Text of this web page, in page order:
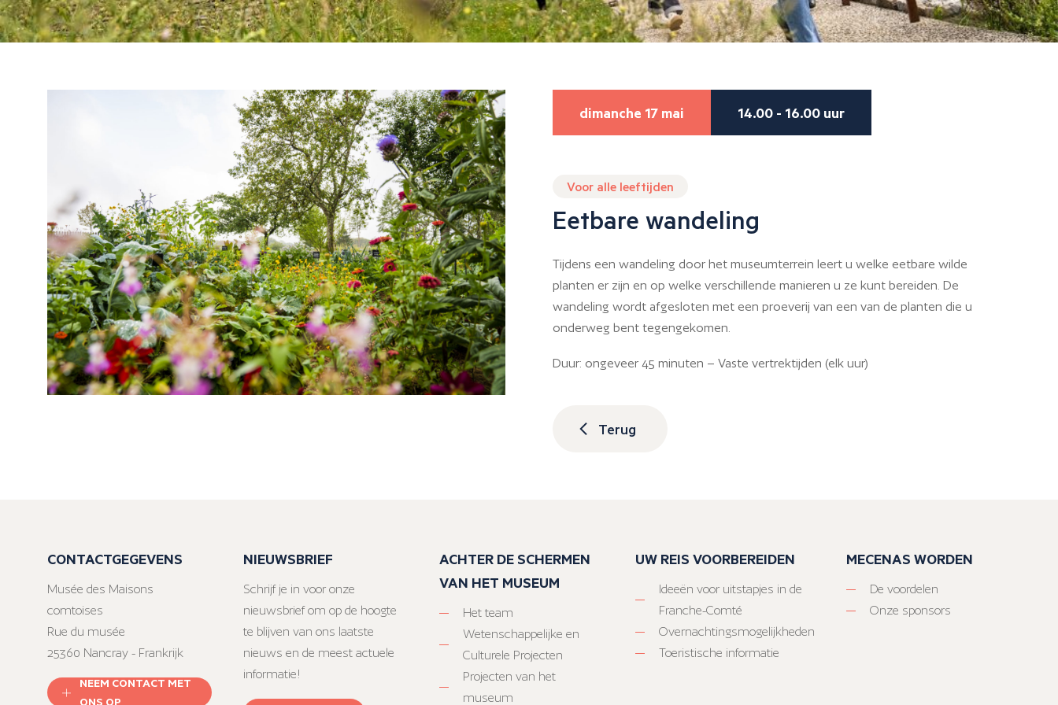
dimanche 17 mai 14.00 - 16.00 uur
Voor alle leeftijden
Eetbare wandeling
Tijdens een wandeling door het museumterrein leert u welke eetbare wilde
planten er zijn en op welke verschillende manieren u ze kunt bereiden. De
wandeling wordt afgesloten met een proeverij van een van de planten die u
onderweg bent tegengekomen.
Duur: ongeveer 45 minuten – Vaste vertrektijden (elk uur)
Terug
CONTACTGEGEVENS
Musée des Maisons
comtoises
Rue du musée
25360 Nancray - Frankrijk
NEEM CONTACT MET
ONS OP
NIEUWSBRIEF
Schrijf je in voor onze
nieuwsbrief om op de hoogte
te blijven van ons laatste
nieuws en de meest actuele
informatie!
ACHTER DE SCHERMEN
VAN HET MUSEUM
Het team
Wetenschappelijke en
Culturele Projecten
Projecten van het
museum
UW REIS VOORBEREIDEN
Ideeën voor uitstapjes in de
Franche-Comté
Overnachtingsmogelijkheden
Toeristische informatie
MECENAS WORDEN
De voordelen
Onze sponsors